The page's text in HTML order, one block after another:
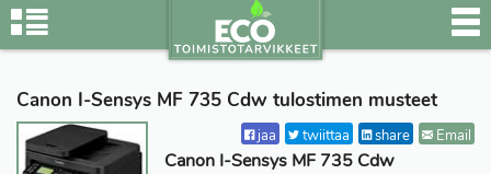
Canon I-Sensys MF 735 Cdw tulostimen musteet
Email
share
twiittaa
jaa
Canon I-Sensys MF 735 Cdw